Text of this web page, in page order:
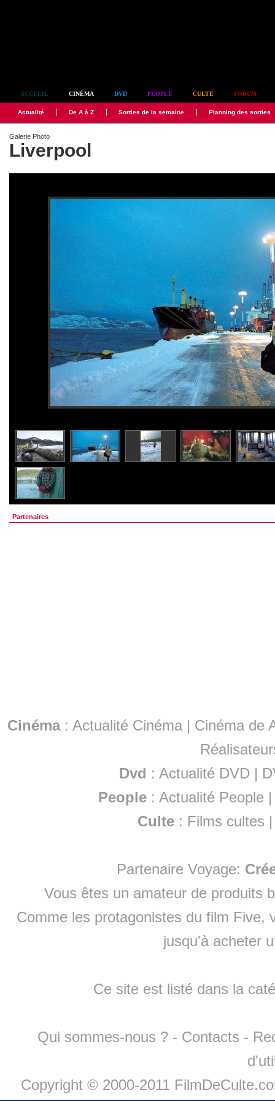
ACCUEIL CINÉMA DVD PEOPLE CULTE FORUM
Actualité De A à Z Sorties de la semaine Planning des sorties
Galerie Photo
Liverpool
Partenaires
Cinéma: Actualité Cinéma | Cinéma de
Dvd : Actualité DVD |
People :Actualité People
Culte : Films cultes
Partenaire Voyage:
Vous êtes un amateur de produits
Comme les protagonistes du film Five,
jusqu'à acheter
Ce site est listé dans la
Qui sommes-nous ? - Contacts -
Copyright © 2000-2011